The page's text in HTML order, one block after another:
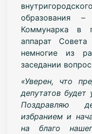
образования –
Коммунарка в
аппарат
немногие из
заседании
«Уверен, что
депутатов
Поздравляю
избранием и
на благо